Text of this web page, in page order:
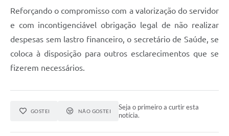
Reforçando o compromisso com a valorização do servidor
e com incontigenciável obrigação legal de não realizar
despesas sem lastro financeiro, o secretário de Saúde, se
coloca à disposição para outros esclarecimentos que se
fizerem necessários.
GOSTEI NÃO GOSTEI
Seja o primeiro a curtir esta
notícia.